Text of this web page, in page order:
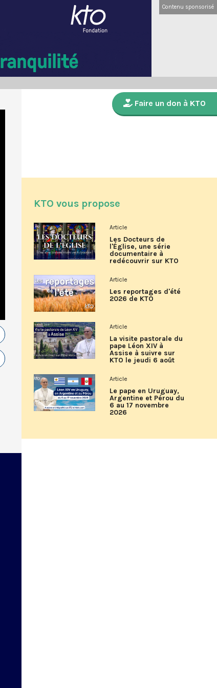
Contenu sponsorisé
Faire un don à KTO
KTO vous propose
Article
Les Docteurs de
l'Église, une série
documentaire à
redécouvrir sur KTO
Article
Les reportages d'été
2026 de KTO
Article
La visite pastorale du
pape Léon XIV à
Assise à suivre sur
KTO le jeudi 6 août
Article
Le pape en Uruguay,
Argentine et Pérou du
6 au 17 novembre
2026